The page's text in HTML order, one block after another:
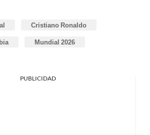
Cristiano Ronaldo
Mundial 2026
PUBLICIDAD